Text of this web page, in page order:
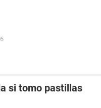
si tomo pastillas